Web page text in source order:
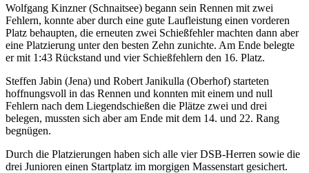
Wolfgang Kinzner (Schnaitsee) begann sein Rennen mit zwei
Fehlern, konnte aber durch eine gute Laufleistung einen vorderen
Platz behaupten, die erneuten zwei Schießfehler machten dann aber
eine Platzierung unter den besten Zehn zunichte. Am Ende belegte
er mit 1:43 Rückstand und vier Schießfehlern den 16. Platz.
Steffen Jabin (Jena) und Robert Janikulla (Oberhof) starteten
hoffnungsvoll in das Rennen und konnten mit einem und null
Fehlern nach dem Liegendschießen die Plätze zwei und drei
belegen, mussten sich aber am Ende mit dem 14. und 22. Rang
begnügen.
Durch die Platzierungen haben sich alle vier DSB-Herren sowie die
drei Junioren einen Startplatz im morgigen Massenstart gesichert.